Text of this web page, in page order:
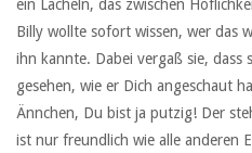
ein Lächeln, das zwischen
Billy wollte sofort wissen, wer das
ihn kannte. Dabei vergaß sie, dass
gesehen, wie er Dich angeschaut
Ännchen, Du bist ja putzig! Der
ist nur freundlich wie alle anderen